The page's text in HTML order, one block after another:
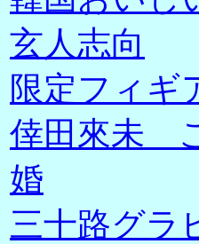
玄人志向
限定フィギ
倖田來未
婚
三十路グ